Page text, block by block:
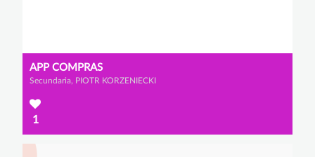
APP COMPRAS
Secundaria, PIOTR KORZENIECKI
1